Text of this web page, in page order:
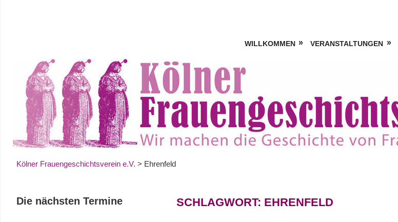
WILLKOMMEN VERANSTALTUNGEN
Kölner Frauengeschichtsverein e.V. > Ehrenfeld
SCHLAGWORT: EHRENFELD
Die nächsten Termine